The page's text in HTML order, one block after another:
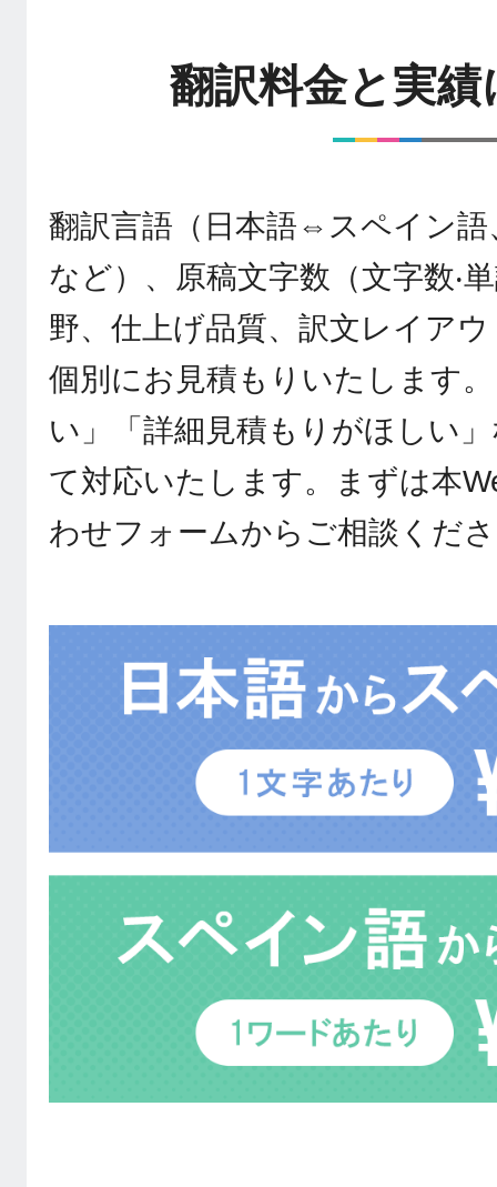
翻訳料金と実績
翻訳言語（日本語⇔スペイン
など）、原稿文字数（文字数‧
野、仕上げ品質、訳文レイア
個別にお見積もりいたします
い」「詳細見積もりがほしい
て対応いたします。まずは本
わせフォームからご相談くだ